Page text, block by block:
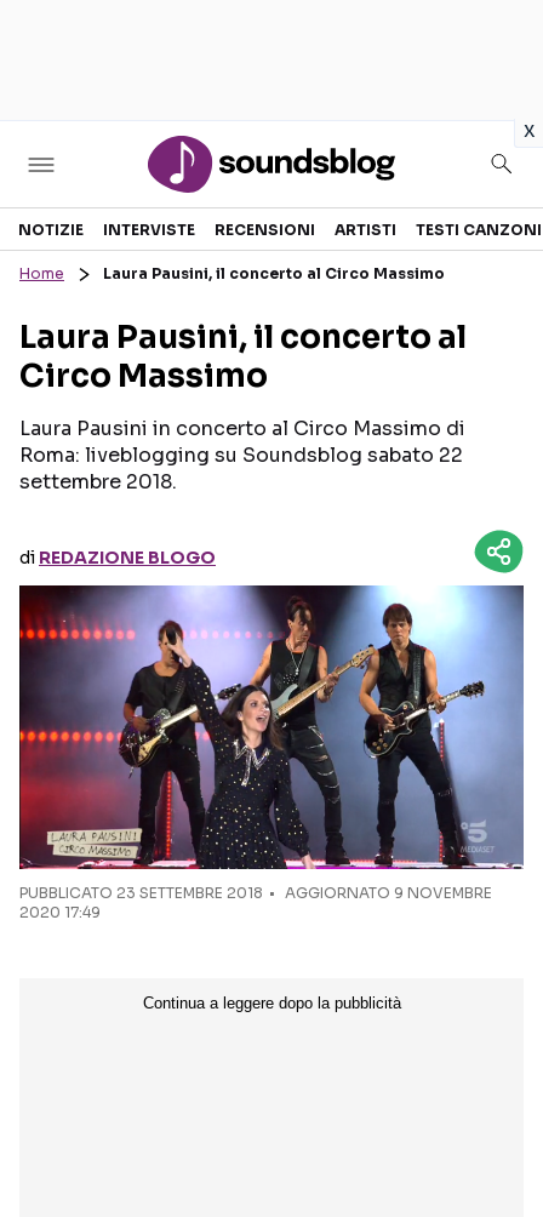
x
Sezioni
RECENSIONI MUSICALI
INTERVISTE
GOSSIP E CURIOSITÀ
TESTI CANZONI
TALENT SHOW
Seguici sui social
NOTIZIE INTERVISTE RECENSIONI ARTISTI TESTI CANZONI
Home Laura Pausini, il concerto al Circo Massimo
Laura Pausini, il concerto al
Circo Massimo
Laura Pausini in concerto al Circo Massimo di
Roma: liveblogging su Soundsblog sabato 22
settembre 2018.
di REDAZIONE BLOGO
PUBBLICATO 23 SETTEMBRE 2018
AGGIORNATO 9 NOVEMBRE
2020 17:49